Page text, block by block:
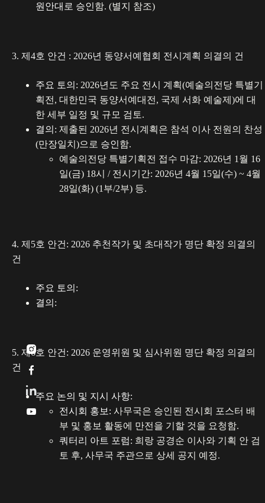
원안대로 승인함. (별지 참조)
3. 제4호 안건 : 2026년 동양서예협회 전시계획 의결의 건
주요 토의: 2026년도 주요 전시 계획(예술의전당 특별기
획전, 대한민국 동양서예대전, 국제 서화 예술제)에 대
한 세부 일정 및 규모 검토.
결의: 제출된 2026년 전시계획은 참석 이사 전원의 찬성
(만장일치)으로 승인함.
예술의전당 특별기획전 접수 마감: 2026년 1월 16
일(금) 18시 / 전시기간: 2026년 4월 15일(수) ~ 4월
28일(화) (1부/2부) 등.
4. 제5호 안건: 2026 추천작가 및 초대작가 명단 확정 의결의
건
주요 토의:
결의:
5. 제6호 안건: 2026 운영위원 및 심사위원 명단 확정 의결의
건
주요 논의 및 지시 사항:
전시회 홍보: 사무국은 승인된 전시회 포스터 배
부 및 홍보 활동에 만전을 기할 것을 요청함.
쿼터리 아트 포럼: 희랑 공경순 이사와 기획 안 검
토 후, 사무국 주관으로 상세 공지 예정.


